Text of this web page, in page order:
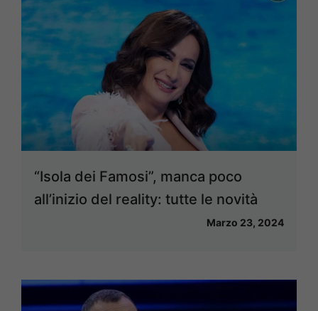
“Isola dei Famosi”, manca poco
all’inizio del reality: tutte le novità
Marzo 23, 2024